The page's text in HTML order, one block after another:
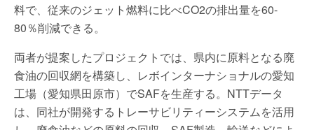
料で、従来のジェット燃料に比べCO2の排出量を60-
80％削減できる。
両者が提案したプロジェクトでは、県内に原料となる廃
食油の回収網を構築し、レボインターナショナルの愛知
工場（愛知県田原市）でSAFを生産する。NTTデータ
は、同社が開発するトレーサビリティーシステムを活用